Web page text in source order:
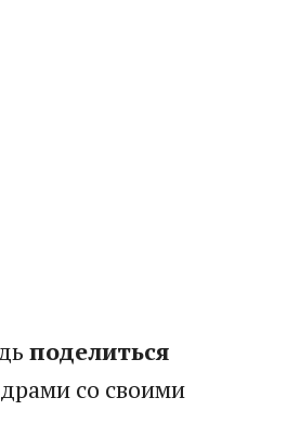
поделиться
со своими